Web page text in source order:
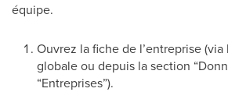
équipe.
Ouvrez la fiche de l’entreprise
globale ou depuis la section
“Entreprises”).